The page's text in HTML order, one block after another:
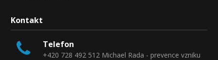
Kontakt
Telefon
+420 728 492 512 Michael Rada - prevence vzniku